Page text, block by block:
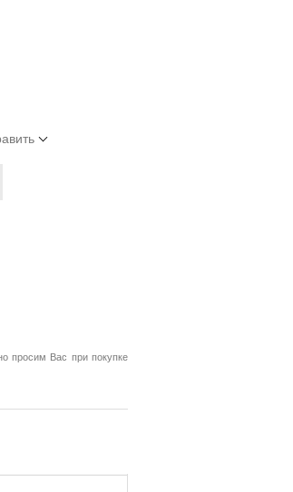
просим Вас при покупке